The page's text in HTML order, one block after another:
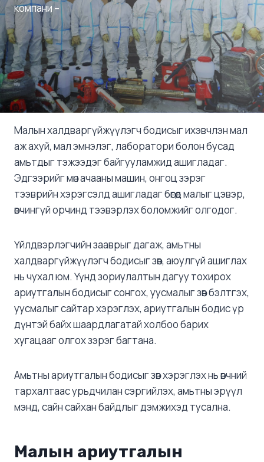
компани –
Малын халдваргүйжүүлэгч бодисыг ихэвчлэн мал
аж ахуй, мал эмнэлэг, лаборатори болон бусад
амьтдыг тэжээдэг байгууламжид ашигладаг.
Эдгээрийг мөн ачааны машин, онгоц зэрэг
тээврийн хэрэгсэлд ашигладаг бөгөөд малыг цэвэр,
өвчингүй орчинд тээвэрлэх боломжийг олгодог.
Үйлдвэрлэгчийн зааврыг дагаж, амьтны
халдваргүйжүүлэгч бодисыг зөв, аюулгүй ашиглах
нь чухал юм. Үүнд зориулалтын дагуу тохирох
ариутгалын бодисыг сонгох, уусмалыг зөв бэлтгэх,
уусмалыг сайтар хэрэглэх, ариутгалын бодис үр
дүнтэй байх шаардлагатай холбоо барих
хугацааг олгох зэрэг багтана.
Амьтны ариутгалын бодисыг зөв хэрэглэх нь өвчний
тархалтаас урьдчилан сэргийлэх, амьтны эрүүл
мэнд, сайн сайхан байдлыг дэмжихэд тусална.
Малын ариутгалын